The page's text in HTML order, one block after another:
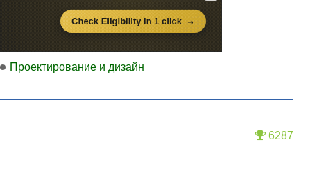
Проектирование и дизайн
6287